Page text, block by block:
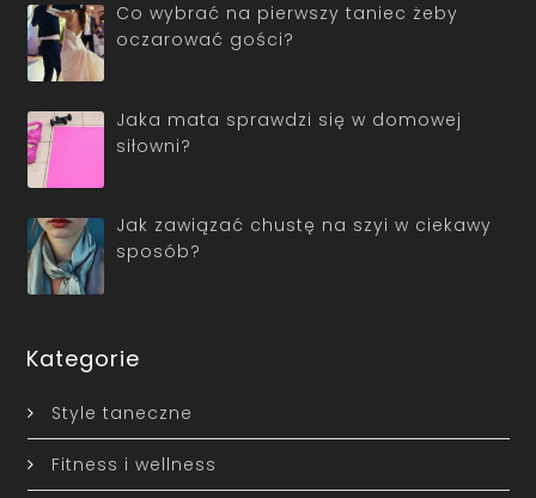
Co wybrać na pierwszy taniec żeby
oczarować gości?
Jaka mata sprawdzi się w domowej
siłowni?
Jak zawiązać chustę na szyi w ciekawy
sposób?
Kategorie
Style taneczne
Fitness i wellness